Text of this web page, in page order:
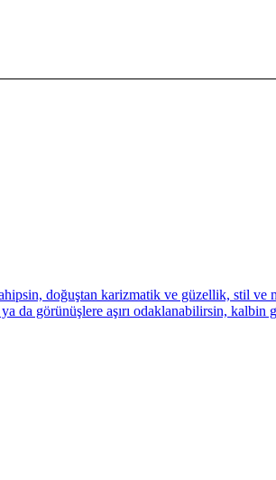
doğuştan karizmatik ve güzellik, stil ve
da görünüşlere aşırı odaklanabilirsin, kalbin